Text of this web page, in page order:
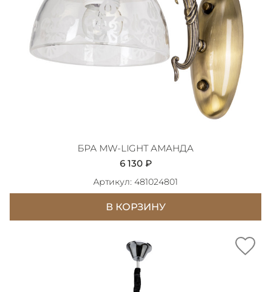
БРА MW-LIGHT АМАНДА
6 130 ₽
Артикул: 481024801
В КОРЗИНУ